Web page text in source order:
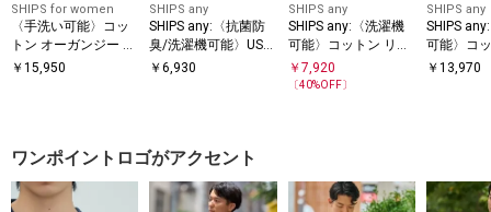
SHIPS for women
〈手洗い可能〉コッ
トン オーガンジー 刺
繍 ウエスト ドロスト
￥ 15,950
SHIPS any
SHIPS any:〈抗菌防
臭/洗濯機可能〉USA
コットン ヘンリーネ
￥6,930
SHIPS any
SHIPS any:〈洗濯機
可能〉コットン リネ
ン テントライン キャ
ミ ワンピース
￥ 7,920
〔40%OFF〕
SHIPS any
SHIPS
可能〉コ
クス レー
￥13,970
ワンポイントロゴがアクセント